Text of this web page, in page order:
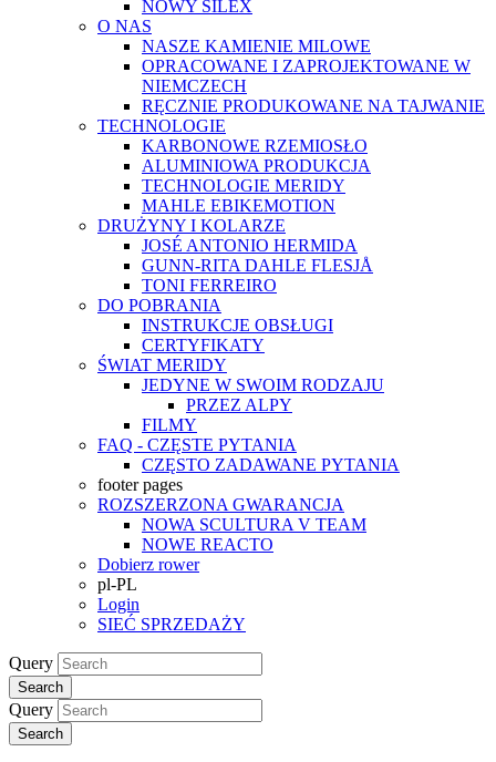
NOWY SILEX
O NAS
NASZE KAMIENIE MILOWE
OPRACOWANE I ZAPROJEKTOWANE W
NIEMCZECH
RĘCZNIE PRODUKOWANE NA TAJWANIE
TECHNOLOGIE
KARBONOWE RZEMIOSŁO
ALUMINIOWA PRODUKCJA
TECHNOLOGIE MERIDY
MAHLE EBIKEMOTION
DRUŻYNY I KOLARZE
JOSÉ ANTONIO HERMIDA
GUNN-RITA DAHLE FLESJÅ
TONI FERREIRO
DO POBRANIA
INSTRUKCJE OBSŁUGI
CERTYFIKATY
ŚWIAT MERIDY
JEDYNE W SWOIM RODZAJU
PRZEZ ALPY
FILMY
FAQ - CZĘSTE PYTANIA
CZĘSTO ZADAWANE PYTANIA
footer pages
ROZSZERZONA GWARANCJA
NOWA SCULTURA V TEAM
NOWE REACTO
Dobierz rower
pl-PL
Login
SIEĆ SPRZEDAŻY
Query
Search
Query
Search